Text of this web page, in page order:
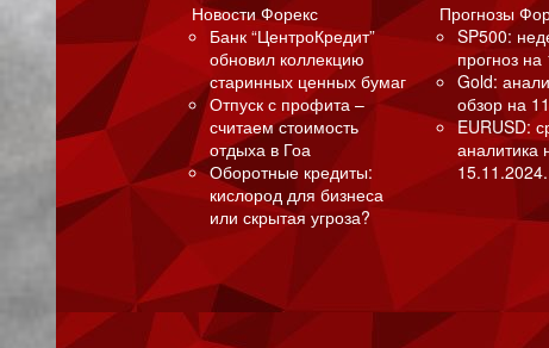
Новости Форекс
Банк “ЦентроКредит”
обновил коллекцию
старинных ценных бумаг
Отпуск с профита –
считаем стоимость
отдыха в Гоа
Оборотные кредиты:
кислород для бизнеса
или скрытая угроза?
Прогнозы
SP500:
прогноз
Gold:
обзор на
EURUSD:
аналитика
15.11.2024.